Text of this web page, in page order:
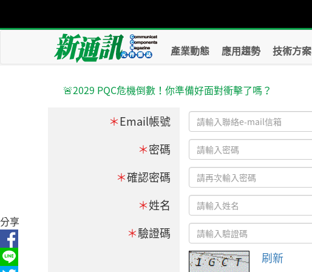
產業動態 應用趨勢 技術方案
🚨2029 PQC危機倒數！你準備好面對衝擊了嗎？
＊Email帳號
＊密碼
＊確認密碼
＊姓名
＊驗證碼
刷新
分享